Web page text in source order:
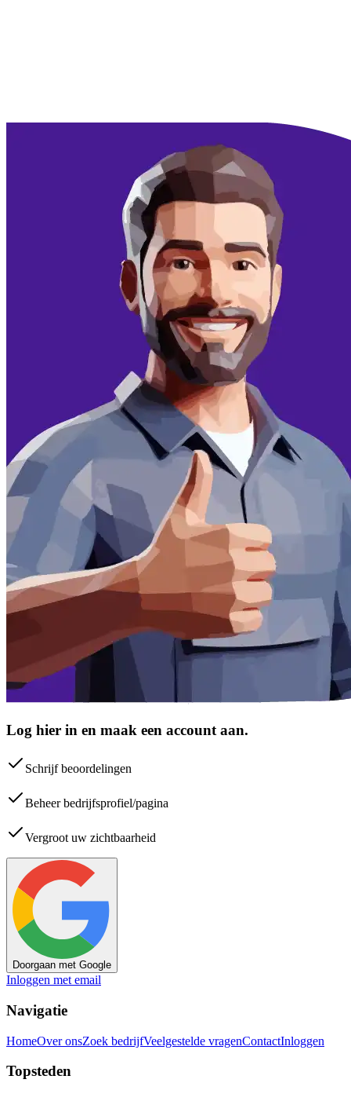
Log hier in en maak een account aan.
Schrijf beoordelingen
Beheer bedrijfsprofiel/pagina
Vergroot uw zichtbaarheid
Doorgaan met Google
Inloggen met email
Navigatie
HomeOver onsZoek bedrijfVeelgestelde vragenContactInloggen
Topsteden